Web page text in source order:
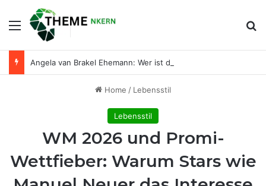
Menu
Home / Lebensstil
Lebensstil
WM 2026 und Promi-
Wettfieber: Warum Stars wie